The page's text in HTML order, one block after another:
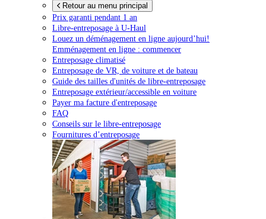
Retour au menu principal
Prix garanti pendant 1 an
Libre-entreposage à U-Haul
Louez un déménagement en ligne aujourd’hui!
Emménagement en ligne : commencer
Entreposage climatisé
Entreposage de VR, de voiture et de bateau
Guide des tailles d'unités de libre-entreposage
Entreposage extérieur/accessible en voiture
Payer ma facture d'entreposage
FAQ
Conseils sur le libre-entreposage
Fournitures d’entreposage